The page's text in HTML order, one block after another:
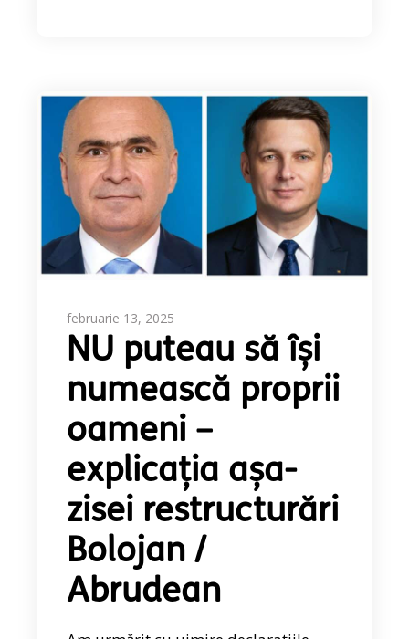
februarie 13, 2025
NU puteau să își
numească proprii
oameni –
explicația așa-
zisei restructurări
Bolojan /
Abrudean